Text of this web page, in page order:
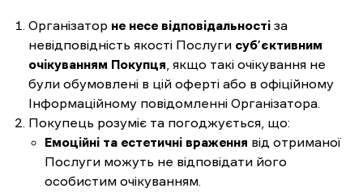
Організатор не несе відповідальності за
невідповідність якості Послуги суб’єктивним
очікуванням Покупця , якщо такі очікування не
були обумовлені в цій оферті або в офіційному
Інформаційному повідомленні Організатора.
Покупець розуміє та погоджується, що:
Емоційні та естетичні враження від отриманої
Послуги можуть не відповідати його
особистим очікуванням.